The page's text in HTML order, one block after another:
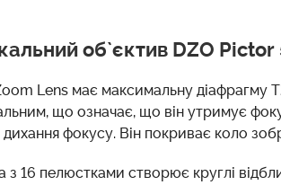
об`єктив DZO
Lens має максимальну діафрагму
що означає, що він утримує
фокусу. Він покриває коло
з 16 пелюстками створює круглі